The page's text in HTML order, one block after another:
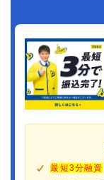
最短3分融資